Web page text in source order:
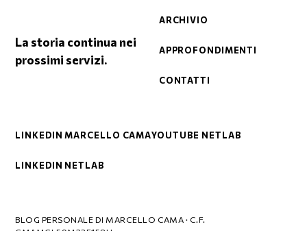
La storia continua nei
prossimi servizi.
ARCHIVIO
APPROFONDIMENTI
CONTATTI
LINKEDIN MARCELLO CAMAYOUTUBE NETLAB
LINKEDIN NETLAB
BLOG PERSONALE DI MARCELLO CAMA · C.F.